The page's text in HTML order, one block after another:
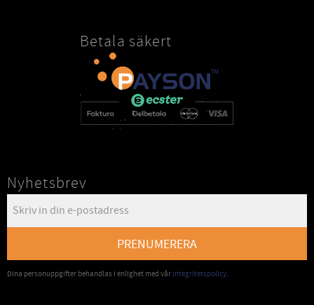
Betala säkert
Nyhetsbrev
PRENUMERERA
Dina personuppgifter behandlas i enlighet med vår integritetspolicy.